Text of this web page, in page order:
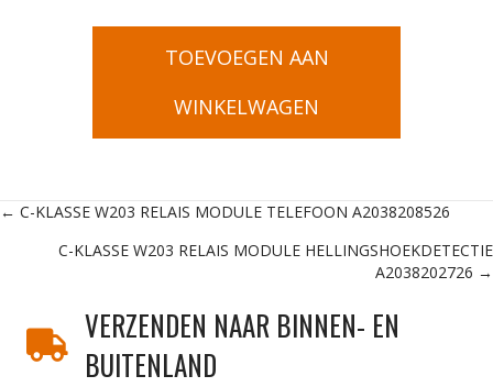
TOEVOEGEN AAN
WINKELWAGEN
Posts
navigation
← C-KLASSE W203 RELAIS MODULE TELEFOON A2038208526
C-KLASSE W203 RELAIS MODULE HELLINGSHOEKDETECTIE
A2038202726 →
VERZENDEN NAAR BINNEN- EN
BUITENLAND